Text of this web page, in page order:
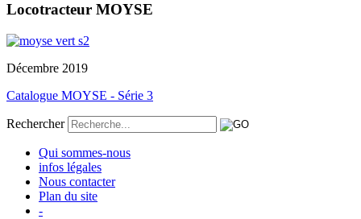
Locotracteur MOYSE
Décembre 2019
Catalogue MOYSE - Série 3
Rechercher
Qui sommes-nous
infos légales
Nous contacter
Plan du site
-